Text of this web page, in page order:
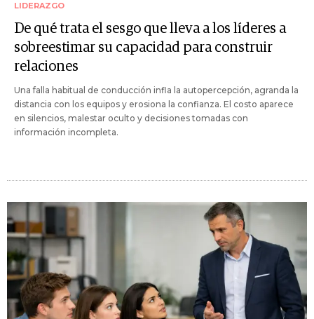
LIDERAZGO
De qué trata el sesgo que lleva a los líderes a
sobreestimar su capacidad para construir
relaciones
Una falla habitual de conducción infla la autopercepción, agranda la
distancia con los equipos y erosiona la confianza. El costo aparece
en silencios, malestar oculto y decisiones tomadas con
información incompleta.